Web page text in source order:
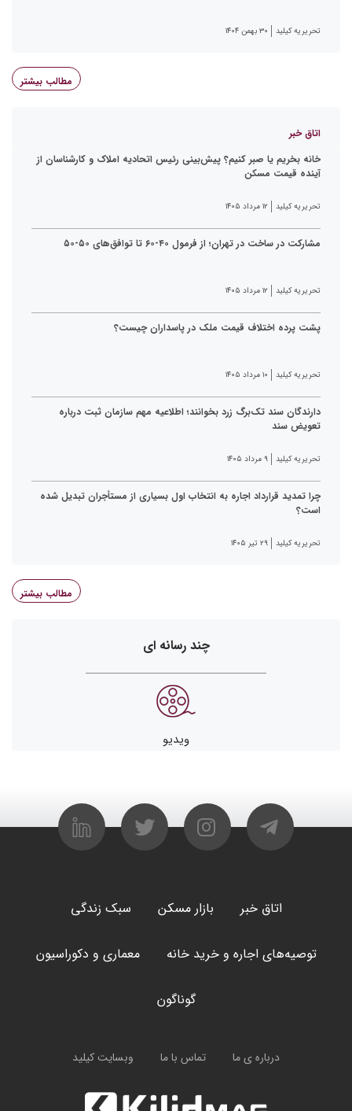
تحریریه کیلید ۳۰ بهمن ۱۴۰۴
مطالب بیشتر
اتاق خبر
خانه بخریم یا صبر کنیم؟ پیش‌بینی رئیس اتحادیه املاک و کارشناسان از
آینده قیمت مسکن
تحریریه کیلید ۱۲ مرداد ۱۴۰۵
مشارکت در ساخت در تهران؛ از فرمول ۴۰-۶۰ تا توافق‌های ۵۰-۵۰
تحریریه کیلید ۱۲ مرداد ۱۴۰۵
پشت پرده اختلاف قیمت ملک در پاسداران چیست؟
تحریریه کیلید ۱۰ مرداد ۱۴۰۵
دارندگان سند تک‌برگ زرد بخوانند؛ اطلاعیه مهم سازمان ثبت درباره
تعویض سند
تحریریه کیلید ۹ مرداد ۱۴۰۵
چرا تمدید قرارداد اجاره به انتخاب اول بسیاری از مستأجران تبدیل شده
است؟
تحریریه کیلید ۲۹ تیر ۱۴۰۵
مطالب بیشتر
چند رسانه ای
ویدیو
اتاق خبر بازار مسکن سبک زندگی
توصیه‌های اجاره و خرید خانه معماری و دکوراسیون
گوناگون
درباره ی ما تماس با ما وبسایت کیلید